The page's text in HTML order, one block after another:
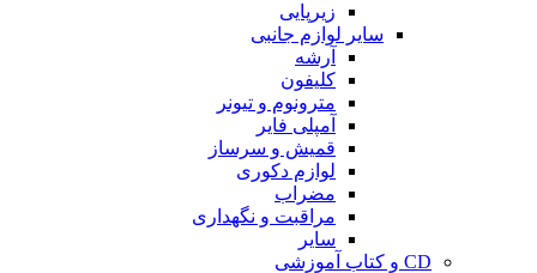
زیرپایی
سایر لوازم جانبی
آرشه
کلیفون
مترونوم و تیونر
آمپلی فایر
قمیش و سرساز
لوازم دکوری
مضراب
مراقبت و نگهداری
سایر
CD و کتاب آموزشی